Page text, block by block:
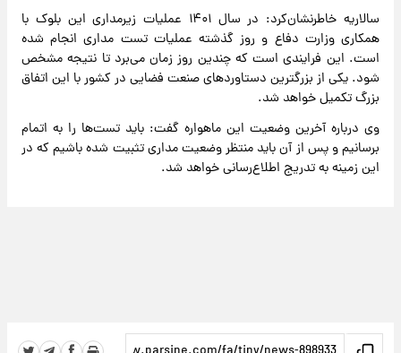
سالاریه خاطرنشان‌کرد: در سال ۱۴۰۱ عملیات زیرمداری این بلوک با
همکاری وزارت دفاع و روز گذشته عملیات تست مداری انجام شده
است. این فرایندی است که چندین روز زمان می‌برد تا نتیجه مشخص
شود. یکی از بزرگترین دستاوردهای صنعت فضایی در کشور با این اتفاق
بزرگ تکمیل خواهد شد.
وی درباره آخرین وضعیت این ماهواره گفت: باید تست‌ها را به اتمام
برسانیم و پس از آن باید منتظر وضعیت مداری تثبیت شده باشیم که در
این زمینه به تدریج اطلاع‌رسانی خواهد شد.